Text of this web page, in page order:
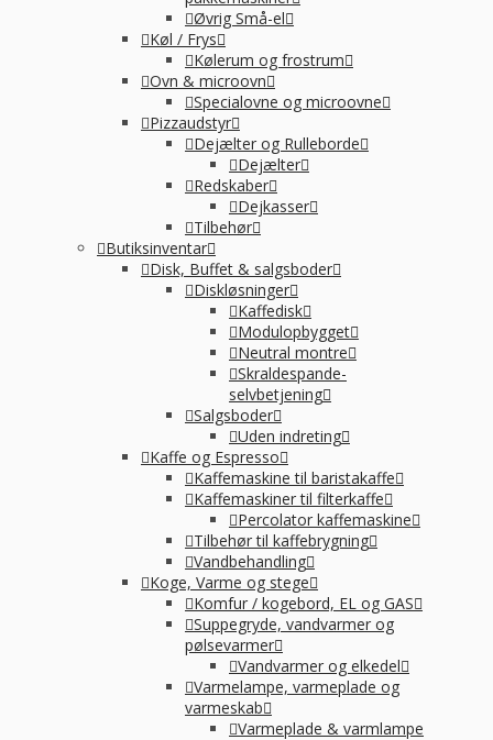
Øvrig Små-el
Køl / Frys
Kølerum og frostrum
Ovn & microovn
Specialovne og microovne
Pizzaudstyr
Dejælter og Rulleborde
Dejælter
Redskaber
Dejkasser
Tilbehør
Butiksinventar
Disk, Buffet & salgsboder
Diskløsninger
Kaffedisk
Modulopbygget
Neutral montre
Skraldespande-
selvbetjening
Salgsboder
Uden indreting
Kaffe og Espresso
Kaffemaskine til baristakaffe
Kaffemaskiner til filterkaffe
Percolator kaffemaskine
Tilbehør til kaffebrygning
Vandbehandling
Koge, Varme og stege
Komfur / kogebord, EL og GAS
Suppegryde, vandvarmer og
pølsevarmer
Vandvarmer og elkedel
Varmelampe, varmeplade og
varmeskab
Varmeplade & varmlampe